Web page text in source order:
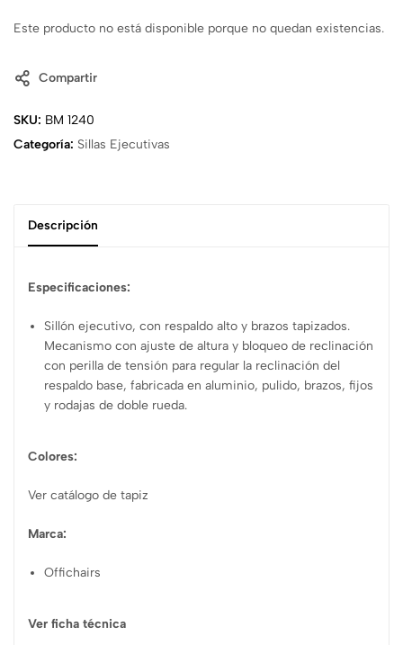
Este producto no está disponible porque no quedan existencias.
Compartir
SKU: BM 1240
Categoría: Sillas Ejecutivas
Descripción
Especificaciones:
Sillón ejecutivo, con respaldo alto y brazos tapizados.
Mecanismo con ajuste de altura y bloqueo de reclinación
con perilla de tensión para regular la reclinación del
respaldo base, fabricada en aluminio, pulido, brazos, fijos
y rodajas de doble rueda.
Colores:
Ver catálogo de tapiz
Marca:
Offichairs
Ver ficha técnica